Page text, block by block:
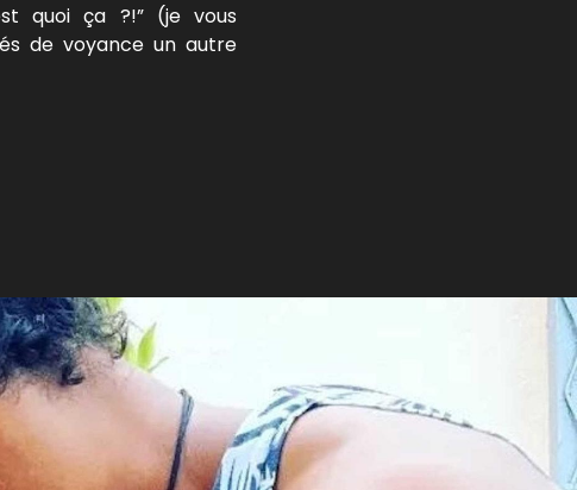
quoi ça ?!” (je vous
de voyance un autre